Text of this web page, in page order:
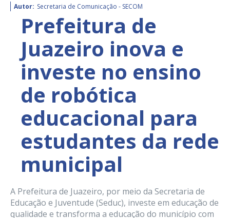
Autor: Secretaria de Comunicação - SECOM
Prefeitura de
Juazeiro inova e
investe no ensino
de robótica
educacional para
estudantes da rede
municipal
A Prefeitura de Juazeiro, por meio da Secretaria de
Educação e Juventude (Seduc), investe em educação de
qualidade e transforma a educação do município com